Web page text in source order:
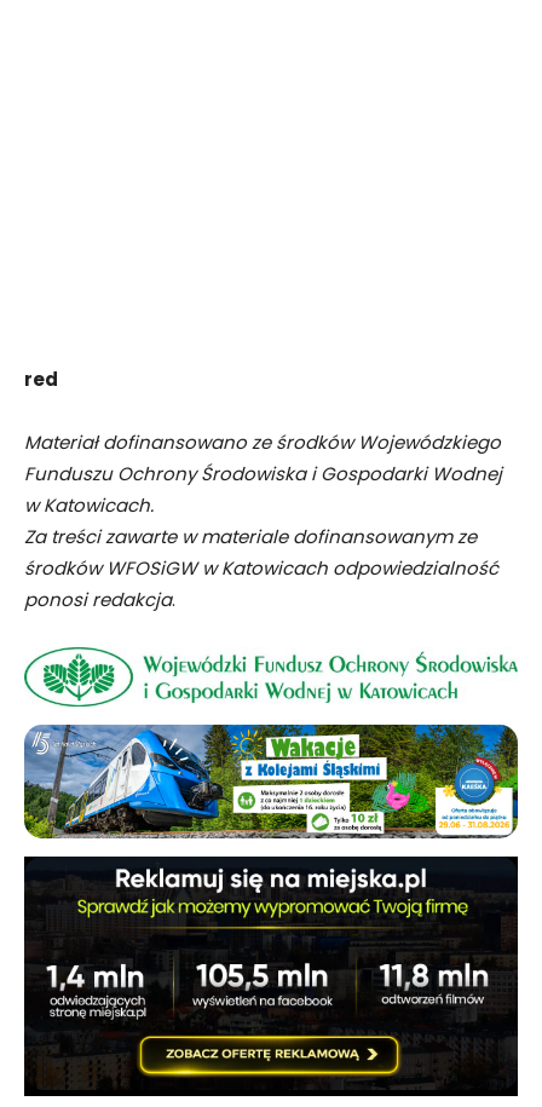
red
Materiał dofinansowano ze środków Wojewódzkiego
Funduszu Ochrony Środowiska i Gospodarki Wodnej
w Katowicach.
Za treści zawarte w materiale dofinansowanym ze
środków WFOSiGW w Katowicach odpowiedzialność
ponosi redakcja.